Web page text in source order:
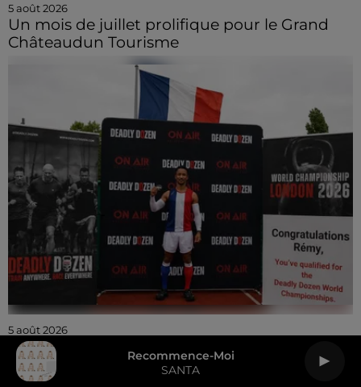
Recommence-Moi
SANTA
5 août 2026
Un mois de juillet prolifique pour le Grand
Châteaudun Tourisme
5 août 2026
🔊 Mondiaux de Deadly Dozen : Un chartrain
s'envole pour Londres...